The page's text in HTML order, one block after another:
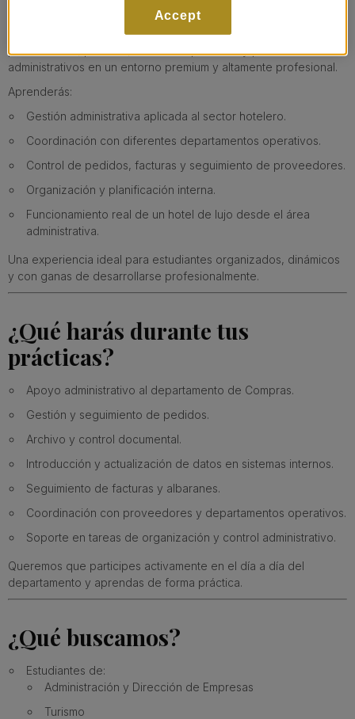
que cada área del hotel funcione con excelencia.
Durante tus prácticas descubrirás cómo se gestionan
proveedores, pedidos, control de producto y procesos
administrativos en un entorno premium y altamente profesional.
Aprenderás:
Gestión administrativa aplicada al sector hotelero.
Coordinación con diferentes departamentos operativos.
Control de pedidos, facturas y seguimiento de proveedores.
Organización y planificación interna.
Funcionamiento real de un hotel de lujo desde el área
administrativa.
Una experiencia ideal para estudiantes organizados, dinámicos
y con ganas de desarrollarse profesionalmente.
¿Qué harás durante tus
prácticas?
Apoyo administrativo al departamento de Compras.
Gestión y seguimiento de pedidos.
Archivo y control documental.
Introducción y actualización de datos en sistemas internos.
Seguimiento de facturas y albaranes.
Coordinación con proveedores y departamentos operativos.
Soporte en tareas de organización y control administrativo.
Queremos que participes activamente en el día a día del
departamento y aprendas de forma práctica.
¿Qué buscamos?
Estudiantes de:
Administración y Dirección de Empresas
Turismo
Accept